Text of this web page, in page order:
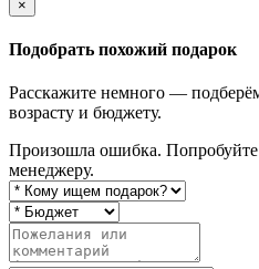
×
Подобрать похожий подарок
Расскажите немного —
возрасту и бюджету.
Произошла ошибка.
менеджеру.